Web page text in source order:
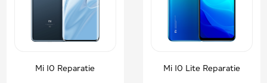
Mi 10 Reparatie Mi 10 Lite Reparatie